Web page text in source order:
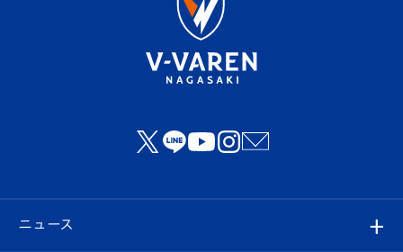
ニュース